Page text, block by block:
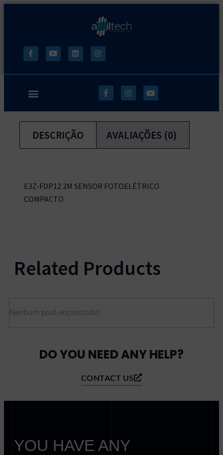
DESCRIÇÃO AVALIAÇÕES (0)
E3Z-FDP12 2M SENSOR FOTOELÉTRICO
COMPACTO
Related Products
Nenhum post encontrado!
DO YOU NEED ANY HELP?
CONTACT US
YOU HAVE ANY